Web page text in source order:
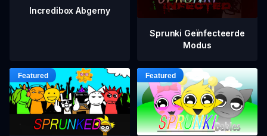
Incredibox Abgerny
Sprunki Geïnfecteerde
Modus